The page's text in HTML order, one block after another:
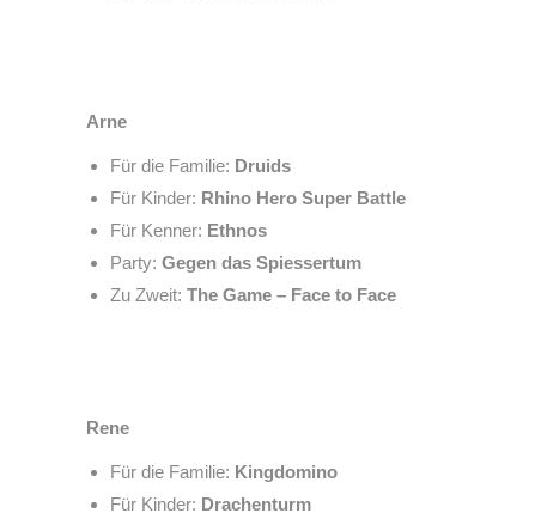
Arne
Für die Familie: Druids
Für Kinder: Rhino Hero Super Battle
Für Kenner: Ethnos
Party: Gegen das Spiessertum
Zu Zweit: The Game – Face to Face
Rene
Für die Familie: Kingdomino
Für Kinder: Drachenturm